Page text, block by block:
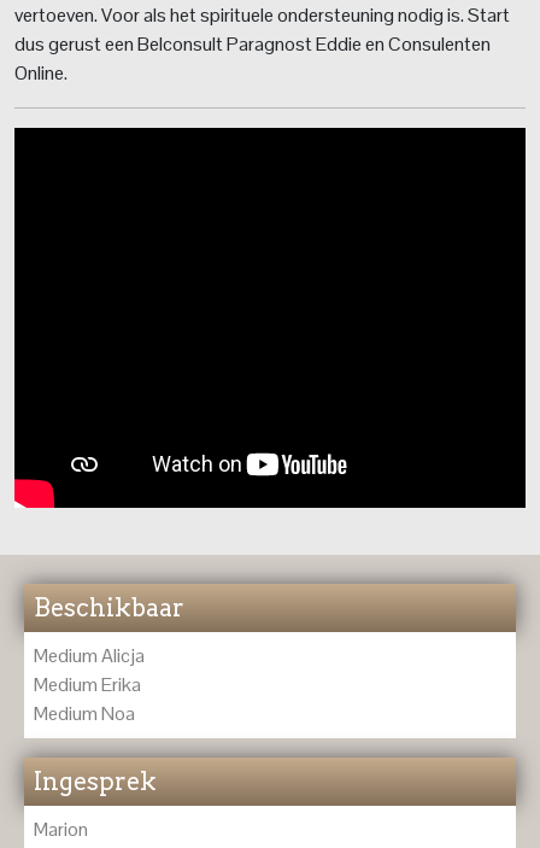
vertoeven. Voor als het spirituele ondersteuning nodig is. Start
dus gerust een Belconsult Paragnost Eddie en Consulenten
Online.
Beschikbaar
Medium Alicja
Medium Erika
Medium Noa
Ingesprek
Marion